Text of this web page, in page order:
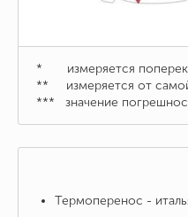
* измеряется поперек
** измеряется от самой
*** значение
Термоперенос -